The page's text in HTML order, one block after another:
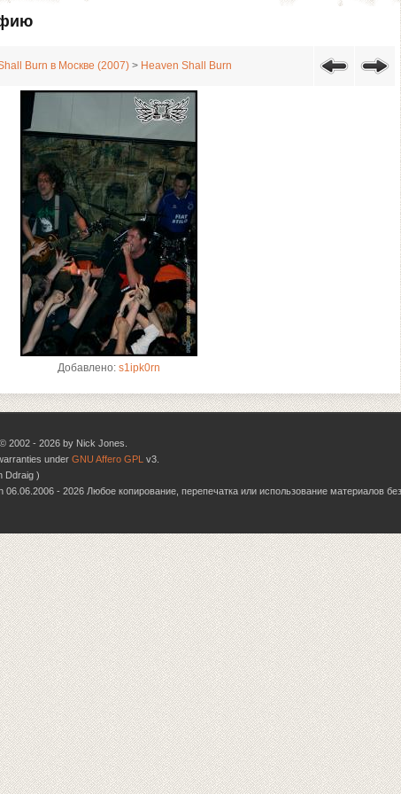
Burn в Москве (2007) > Heaven Shall Burn
Добавлено: s1ipk0rn
2002 - 2026 by Nick Jones.
under GNU Affero GPL v3.
Ddraig )
- 2026 Любое копирование, перепечатка или использование материалов